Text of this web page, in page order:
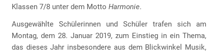
Klassen 7/8 unter dem Motto Harmonie.
Ausgewählte Schülerinnen und Schüler trafen sich am
Montag, dem 28. Januar 2019, zum Einstieg in ein Thema,
das dieses Jahr insbesondere aus dem Blickwinkel Musik,